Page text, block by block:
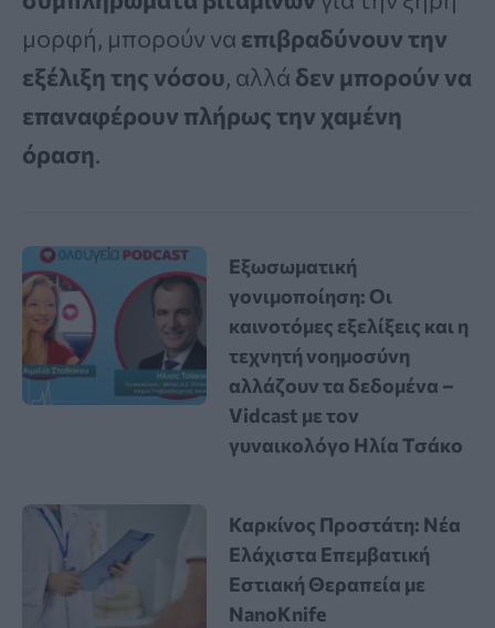
μορφή, μπορούν να επιβραδύνουν την
εξέλιξη της νόσου, αλλά δεν μπορούν να
επαναφέρουν πλήρως την χαμένη
όραση.
Εξωσωματική
γονιμοποίηση: Οι
καινοτόμες εξελίξεις και η
τεχνητή νοημοσύνη
αλλάζουν τα δεδομένα –
Vidcast με τον
γυναικολόγο Ηλία Τσάκο
Καρκίνος Προστάτη: Νέα
Ελάχιστα Επεμβατική
Εστιακή Θεραπεία με
NanoKnife